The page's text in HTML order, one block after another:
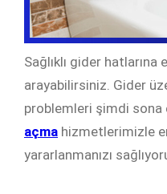
Sağlıklı gider
arayabilirsiniz. Gider
problemleri şimdi sona
açma hizmetlerimizle
yararlanmanızı